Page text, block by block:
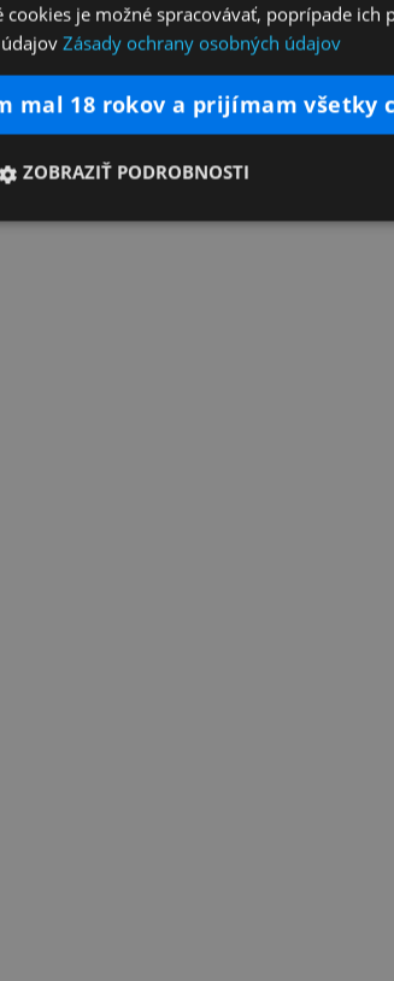
je možné spracovávať, poprípade ich
Zásady ochrany osobných údajov
mal 18 rokov a prijímam všetky
ZOBRAZIŤ PODROBNOSTI